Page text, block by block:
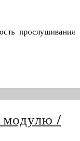
прослушивания
модулю /